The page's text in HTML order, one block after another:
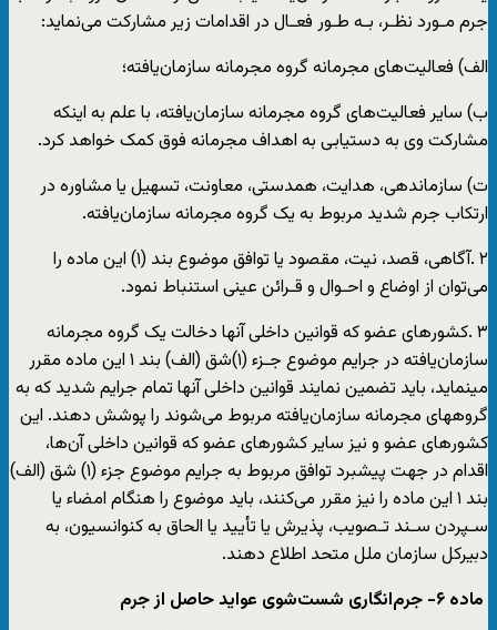
جرم مـورد نظـر، بـه طـور فعـال در اقدامات زیر مشارکت می‌نماید:
الف) فعالیت‌های مجرمانه گروه مجرمانه سازمان‌یافته؛
ب) سایر فعالیت‌های گروه مجرمانه سازمان‌یافته، با علم به اینکه
مشارکت وی به دستیابی به اهداف مجرمانه فوق کمک خواهد کرد.
ت) سازماندهی، هدایت، همدستی، معاونت، تسهیل یا مشاوره در
ارتکاب جرم شدید مربوط به یک گروه مجرمانه سازمان‌یافته.
٢ .آگاهی، قصد، نیت، مقصود یا توافق موضوع بند (۱) این ماده را
می‌توان از اوضاع و احـوال و قـرائن عینی استنباط نمود.
٣ .کشورهای عضو که قوانین داخلی آنها دخالت یک گروه مجرمانه
سازمان‌یافته در جرایم موضوع جـزء (۱)شق (الف) بند ١ این ماده مقرر
مینماید، باید تضمین نمایند قوانین داخلی آنها تمام جرایم شدید که به
گروههای مجرمانه سازمان‌یافته مربوط می‌شوند را پوشش دهند. این
کشورهای عضو و نیز سایر کشورهای عضو که قوانین داخلی آن‌ها،
اقدام در جهت پیشبرد توافق مربوط به جرایم موضوع جزء (١) شق (الف)
بند ١ این ماده را نیز مقرر می‌کنند، باید موضوع را هنگام امضاء یا
سـپردن سـند تـصویب، پذیرش یا تأیید یا الحاق به کنوانسیون، به
دبیرکل سازمان ملل متحد اطلاع دهند.
ماده ۶- جرمانگاری شستشوی عواید حاصل از جرم